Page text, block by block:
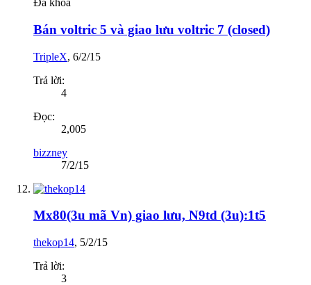
Đã khóa
Bán voltric 5 và giao lưu voltric 7 (closed)
TripleX, 6/2/15
Trả lời:
4
Đọc:
2,005
bizzney
7/2/15
Mx80(3u mã Vn) giao lưu, N9td (3u):1t5
thekop14, 5/2/15
Trả lời:
3